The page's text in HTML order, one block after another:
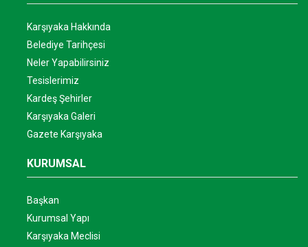
Karşıyaka Hakkında
Belediye Tarihçesi
Neler Yapabilirsiniz
Tesislerimiz
Kardeş Şehirler
Karşıyaka Galeri
Gazete Karşıyaka
KURUMSAL
Başkan
Kurumsal Yapı
Karşıyaka Meclisi